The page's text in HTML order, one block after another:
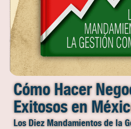
Cómo Hacer
Exitosos en
Los Diez Mandamientos de la